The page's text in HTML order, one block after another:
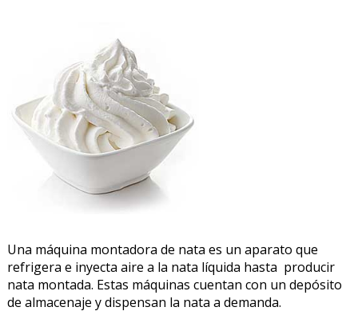
Una máquina montadora de nata es un aparato que
refrigera e inyecta aire a la nata líquida hasta producir
nata montada. Estas máquinas cuentan con un depósito
de almacenaje y dispensan la nata a demanda.